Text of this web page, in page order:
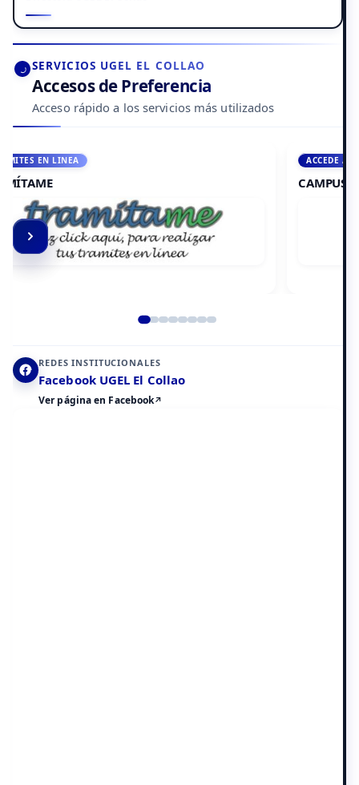
SERVICIOS UGEL EL COLLAO
Accesos de Preferencia
Acceso rápido a los servicios más utilizados
ACCEDE A AULA VIRTUAL
CAMPUS VIRTUAL
REDES INSTITUCIONALES
Facebook UGEL El Collao
Ver página en Facebook